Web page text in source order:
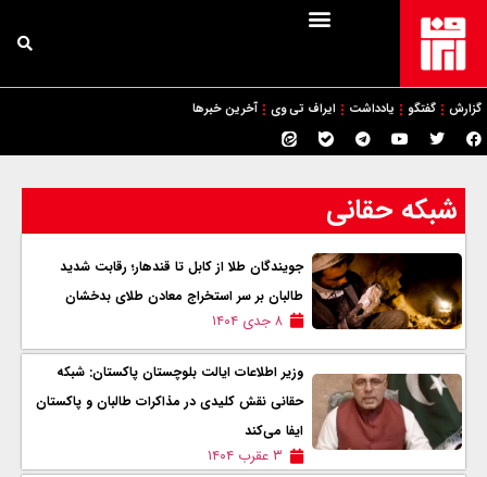
گزارش گفتگو یادداشت ایراف تی وی آخرین خبرها
شبکه حقانی
جویندگان طلا از کابل تا قندهار؛ رقابت شدید
طالبان بر سر استخراج معادن طلای بدخشان
۸ جدی ۱۴۰۴
وزیر اطلاعات ایالت بلوچستان پاکستان: شبکه
حقانی نقش کلیدی در مذاکرات طالبان و پاکستان
ایفا می‌کند
۳ عقرب ۱۴۰۴